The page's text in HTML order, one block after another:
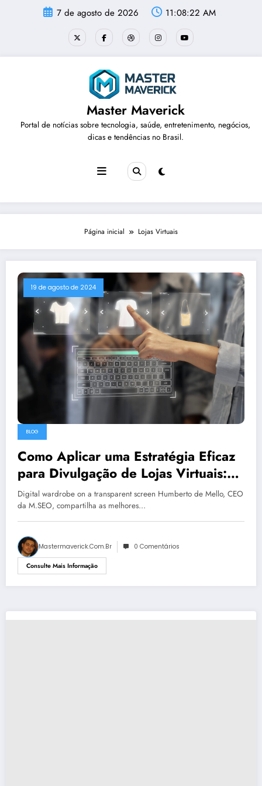
7 de agosto de 2026 11:08:22 AM
Master Maverick
Portal de notícias sobre tecnologia, saúde, entretenimento, negócios,
dicas e tendências no Brasil.
Página inicial Lojas Virtuais
19 de agosto de 2024
BLOG
Como Aplicar uma Estratégia Eficaz
para Divulgação de Lojas Virtuais:
Dicas Valiosas de um Especialista
Digital wardrobe on a transparent screen Humberto de Mello, CEO
da M.SEO, compartilha as melhores…
Mastermaverick.com.br 0 Comentários
Consulte Mais Informação